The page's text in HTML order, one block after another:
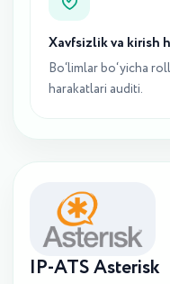
Xavfsizlik va kirish
Bo‘limlar bo‘yicha
harakatlari auditi.
IP-ATS Asterisk